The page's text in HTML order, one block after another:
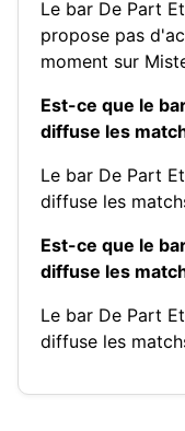
Le bar De Part
propose pas
moment sur
Est-ce que le
diffuse les
Le bar De Part
diffuse les
Est-ce que le
diffuse les
Le bar De Part
diffuse les